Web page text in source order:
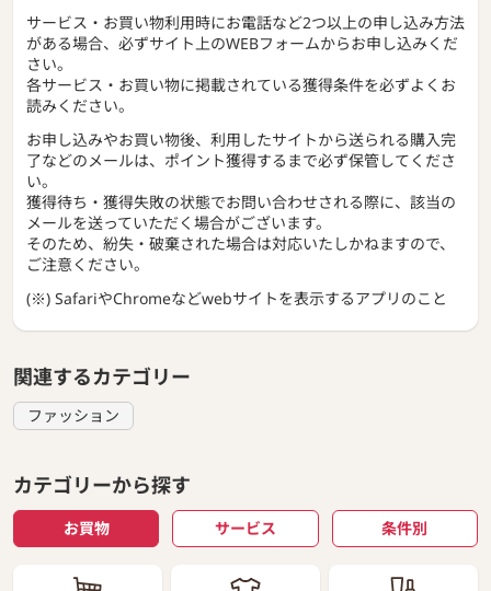
サービス・お買い物利用時にお電話など2つ以上の申し込み方法
がある場合、必ずサイト上のWEBフォームからお申し込みくだ
さい。
各サービス・お買い物に掲載されている獲得条件を必ずよくお
読みください。
お申し込みやお買い物後、利用したサイトから送られる購入完
了などのメールは、ポイント獲得するまで必ず保管してくださ
い。
獲得待ち・獲得失敗の状態でお問い合わせされる際に、該当の
メールを送っていただく場合がございます。
そのため、紛失・破棄された場合は対応いたしかねますので、
ご注意ください。
(※) SafariやChromeなどwebサイトを表示するアプリのこと
関連するカテゴリー
ファッション
カテゴリーから探す
お買物 サービス 条件別